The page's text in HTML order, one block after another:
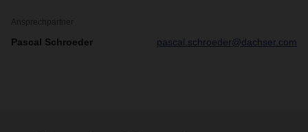
Ansprechpartner
Pascal Schroeder pascal.schroeder@dachser.com